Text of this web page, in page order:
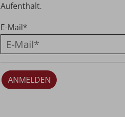
Aufenthalt.
E-Mail*
ANMELDEN